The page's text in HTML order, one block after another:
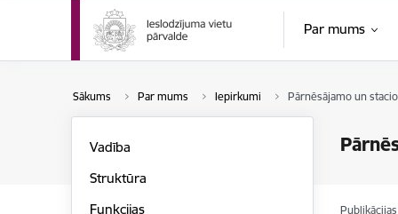
Par mums
Sākums Par mums Iepirkumi Pārnēsājamo un
Vadība
Struktūra
Funkcijas